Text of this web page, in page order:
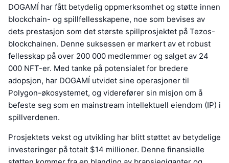
DOGAMÍ har fått betydelig oppmerksomhet og støtte innen
blockchain- og spillfellesskapene, noe som bevises av
dets prestasjon som det største spillprosjektet på Tezos-
blockchainen. Denne suksessen er markert av et robust
fellesskap på over 200 000 medlemmer og salget av 24
000 NFT-er. Med tanke på potensialet for bredere
adopsjon, har DOGAMÍ utvidet sine operasjoner til
Polygon-økosystemet, og viderefører sin misjon om å
befeste seg som en mainstream intellektuell eiendom (IP) i
spillverdenen.
Prosjektets vekst og utvikling har blitt støttet av betydelige
investeringer på totalt $14 millioner. Denne finansielle